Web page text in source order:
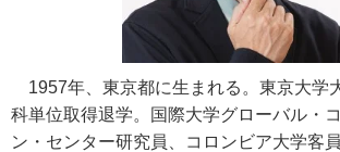
1957年、東京都に生まれる。東京大学
科単位取得退学。国際大学グローバル・
ン・センター研究員、コロンビア大学客